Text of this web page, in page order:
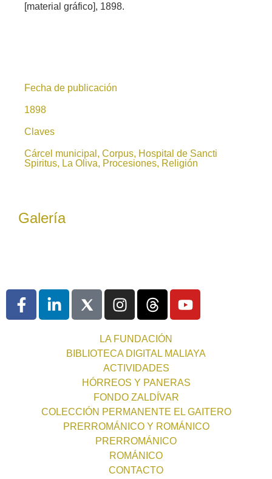
[material gráfico], 1898.
Fecha de publicación
1898
Claves
Cárcel municipal, Corpus, Hospital de Sancti
Spiritus, La Oliva, Procesiones, Religión
Galería
LA FUNDACIÓN
BIBLIOTECA DIGITAL MALIAYA
ACTIVIDADES
HÓRREOS Y PANERAS
FONDO ZALDÍVAR
COLECCIÓN PERMANENTE EL GAITERO
PRERROMÁNICO Y ROMÁNICO
PRERROMÁNICO
ROMÁNICO
CONTACTO